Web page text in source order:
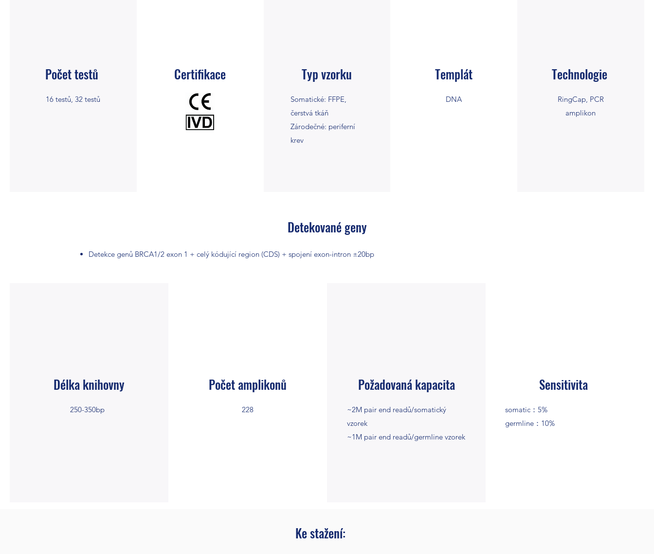
Počet testů
16 testů, 32 testů
Certifikace Typ vzorku
Somatické: FFPE,
čerstvá tkáň
Zárodečné: periferní
krev
Templát
DNA
Technologie
RingCap, PCR
amplikon
Detekované geny
Detekce genů BRCA1/2 exon 1 + celý kódující region (CDS) + spojení exon-intron ±20bp
Délka knihovny
250-350bp
Počet amplikonů
228
Požadovaná kapacita
~2M pair end readů/somatický
vzorek
~1M pair end readů/germline vzorek
Sensitivita
somatic：5%
germline：10%
Ke stažení: